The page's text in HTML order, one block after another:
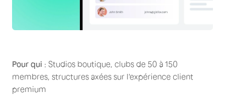
Pour qui : Studios boutique, clubs de 50 à 150
membres, structures axées sur l'expérience client
premium